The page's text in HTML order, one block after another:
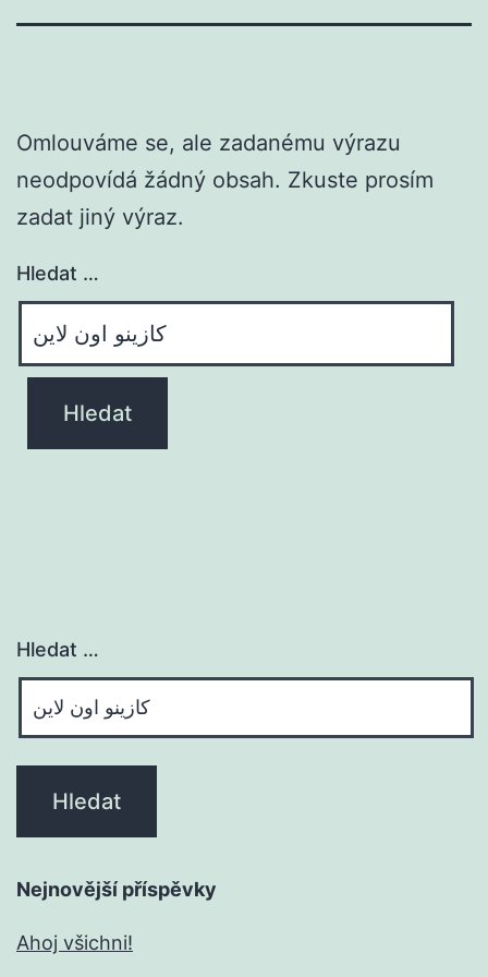
Omlouváme se, ale zadanému výrazu
neodpovídá žádný obsah. Zkuste prosím
zadat jiný výraz.
Hledat …
Hledat …
Nejnovější příspěvky
Ahoj všichni!